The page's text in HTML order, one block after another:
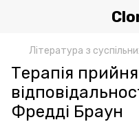
Література з
Терапія
Фредді Браун